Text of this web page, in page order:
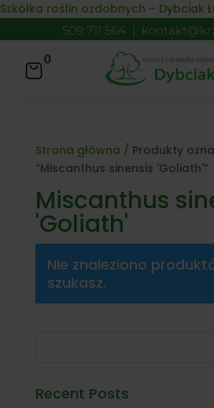
Skip to content
Szkółka roślin ozdobnych – Dybciak
509 711 564 |
0
Strona główna / Produkty
“Miscanthus sinensis 'Goliath'”
Miscanthus
'Goliath'
Nie znaleziono
szukasz.
Recent Posts